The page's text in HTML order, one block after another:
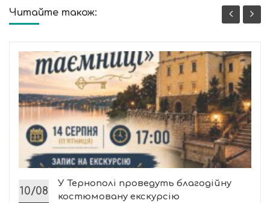
Читайте також:
10/08
У Тернополі проведуть благодійну
костюмовану екскурсію